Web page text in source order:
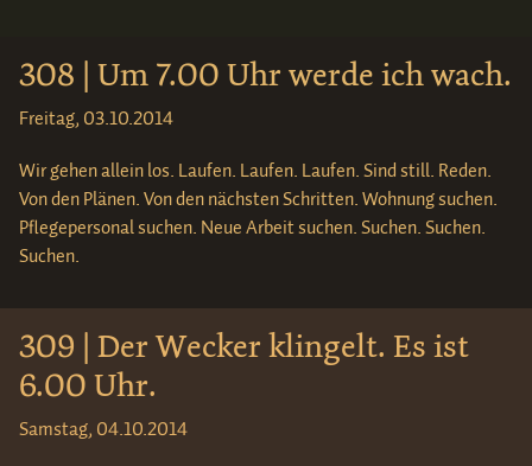
308 | Um 7.00 Uhr werde ich wach.
Freitag, 03.10.2014
Wir gehen allein los. Laufen. Laufen. Laufen. Sind still. Reden.
Von den Plänen. Von den nächsten Schritten. Wohnung suchen.
Pflegepersonal suchen. Neue Arbeit suchen. Suchen. Suchen.
Suchen.
309 | Der Wecker klingelt. Es ist
6.00 Uhr.
Samstag, 04.10.2014